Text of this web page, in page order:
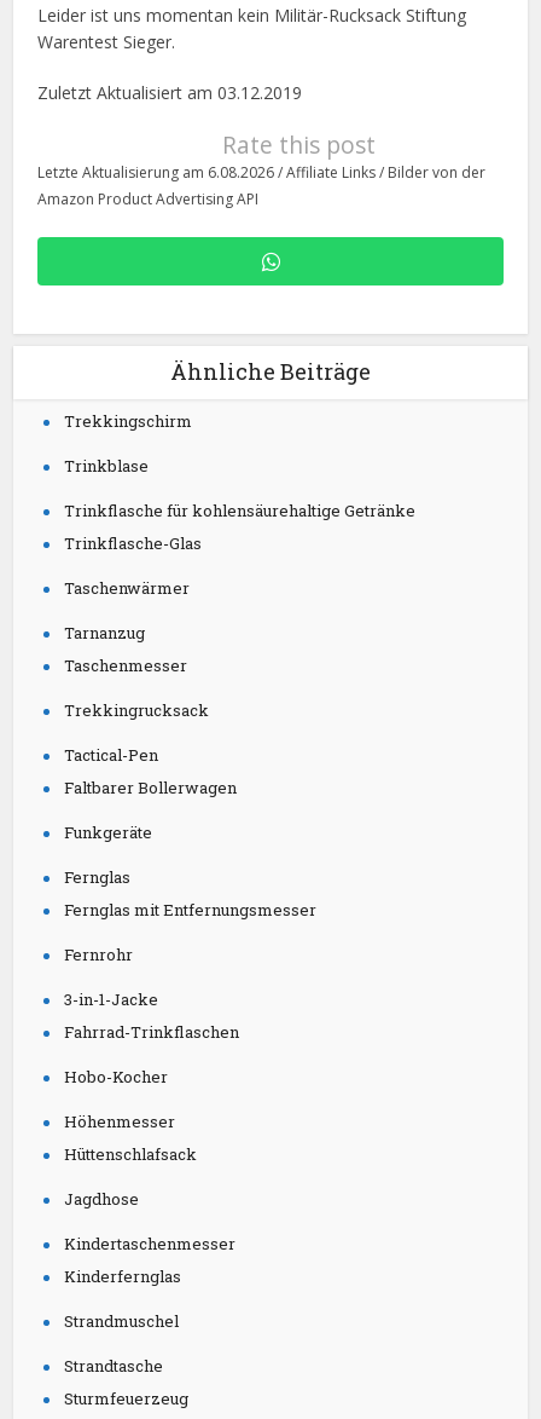
Leider ist uns momentan kein Militär-Rucksack Stiftung
Warentest Sieger.
Zuletzt Aktualisiert am 03.12.2019
Rate this post
Letzte Aktualisierung am 6.08.2026 / Affiliate Links / Bilder von der
Amazon Product Advertising API
Ähnliche Beiträge
Trekkingschirm
Trinkblase
Trinkflasche für kohlensäurehaltige Getränke
Trinkflasche-Glas
Taschenwärmer
Tarnanzug
Taschenmesser
Trekkingrucksack
Tactical-Pen
Faltbarer Bollerwagen
Funkgeräte
Fernglas
Fernglas mit Entfernungsmesser
Fernrohr
3-in-1-Jacke
Fahrrad-Trinkflaschen
Hobo-Kocher
Höhenmesser
Hüttenschlafsack
Jagdhose
Kindertaschenmesser
Kinderfernglas
Strandmuschel
Strandtasche
Sturmfeuerzeug